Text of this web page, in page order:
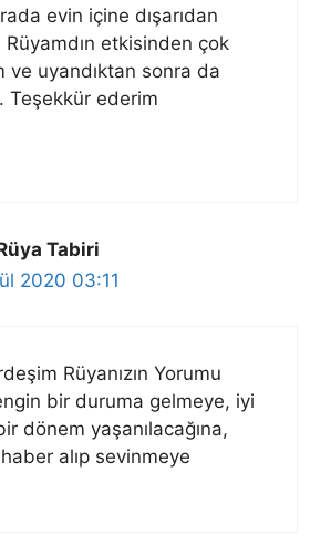
evin içine dışarıdan
Rüyamdın etkisinden çok
ve uyandıktan sonra da
Teşekkür ederim
Tabiri
2020 03:11
Rüyanızın Yorumu
bir duruma gelmeye, iyi
dönem yaşanılacağına,
haber alıp sevinmeye